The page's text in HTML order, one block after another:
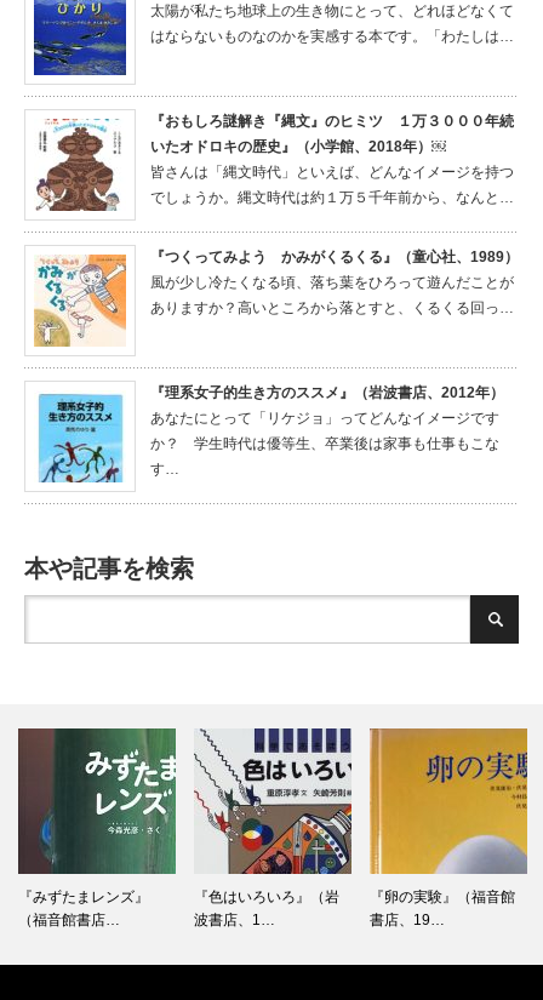
太陽が私たち地球上の生き物にとって、どれほどなくて
はならないものなのかを実感する本です。「わたしは…
『おもしろ謎解き『縄文』のヒミツ １万３０００年続
いたオドロキの歴史』（小学館、2018年）￼
皆さんは「縄文時代」といえば、どんなイメージを持つ
でしょうか。縄文時代は約１万５千年前から、なんと…
『つくってみよう かみがくるくる』（童心社、1989）
風が少し冷たくなる頃、落ち葉をひろって遊んだことが
ありますか？高いところから落とすと、くるくる回っ…
『理系女子的生き方のススメ』（岩波書店、2012年）
あなたにとって「リケジョ」ってどんなイメージです
か？ 学生時代は優等生、卒業後は家事も仕事もこな
す…
本や記事を検索
『色はいろいろ』（岩
波書店、1…
『卵の実験』（福音館
書店、19…
『エネルギーってなん
だろう』（…